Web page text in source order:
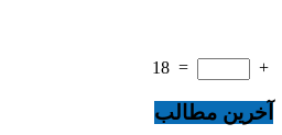
+
=
18
آخرین مطالب